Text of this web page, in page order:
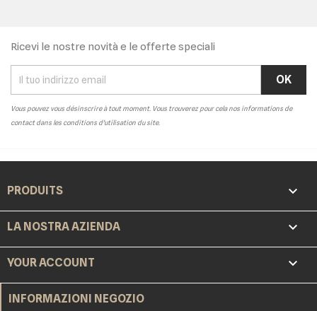
Ricevi le nostre novità e le offerte speciali
Vous pouvez vous désinscrire à tout moment. Vous trouverez pour cela nos informations de
contact dans les conditions d'utilisation du site.
PRODUITS 
LA NOSTRA AZIENDA 
YOUR ACCOUNT 
INFORMAZIONI NEGOZIO